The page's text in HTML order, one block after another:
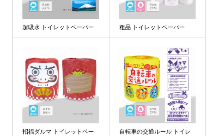
超吸水 トイレットペーパー 粗品 トイレットペーパー
招福ダルマ トイレットペー
自転車の交通ルール トイレ